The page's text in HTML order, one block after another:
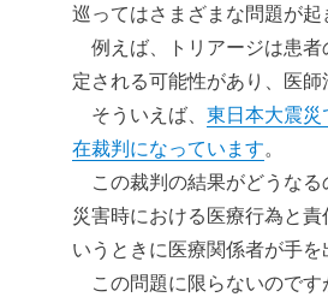
巡ってはさまざまな問題が起
例えば、トリアージは患者
定される可能性があり、医師
そういえば、 東日本大震
在裁判になっています。
この裁判の結果がどうなる
災害時における医療行為と
いうときに医療関係者が手を
この問題に限らないのです